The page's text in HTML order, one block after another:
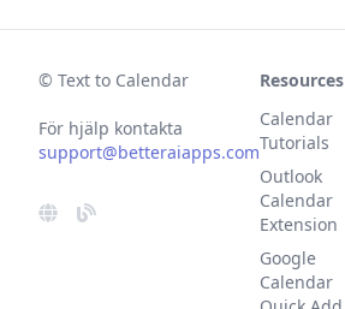
© Text to Calendar
För hjälp kontakta
support@betteraiapps.com
Resources
Calendar
Tutorials
Outlook
Calendar
Extension
Google
Calendar